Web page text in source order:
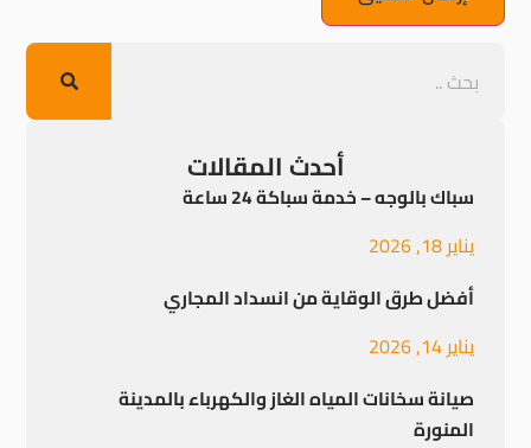
أحدث المقالات
سباك بالوجه – خدمة سباكة 24 ساعة
يناير 18, 2026
أفضل طرق الوقاية من انسداد المجاري
يناير 14, 2026
صيانة سخانات المياه الغاز والكهرباء بالمدينة
المنورة